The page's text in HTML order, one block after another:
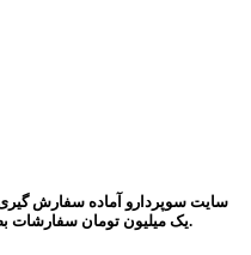
سایت سوپردارو آماده سفارش گیری
یک میلیون تومان سفارشات بصورت رایگان ودر اسرع وقت ارسال میگردد.